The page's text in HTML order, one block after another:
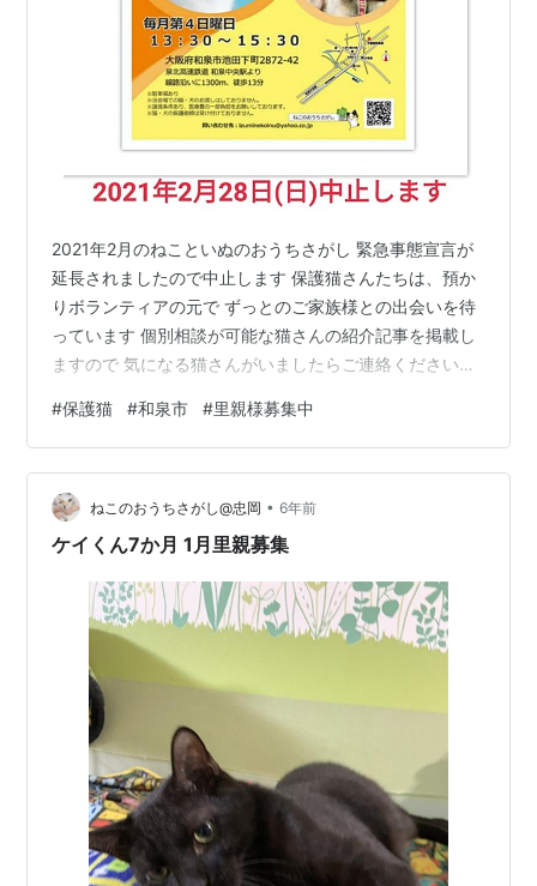
2021年2月のねこといぬのおうちさがし 緊急事態宣言が
延長されましたので中止します 保護猫さんたちは、預か
りボランティアの元で ずっとのご家族様との出会いを待
っています 個別相談が可能な猫さんの紹介記事を掲載し
ますので 気になる猫さんがいましたらご連絡くださいま
す ご縁がつながりますように(-人-) お問い合わせはメー
ルまたはLINEにてお願いします
izuminekoinu☆yahoo.co.jp ☆を@にしてください
#保護猫 #和泉市 #里親様募集中
ねこのおうちさがし@忠岡 • 6年前
ケイくん7か月 1月里親募集